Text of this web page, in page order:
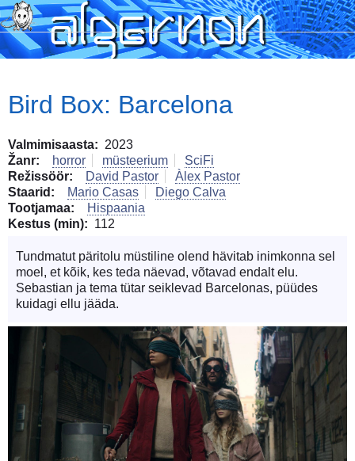
Skip
to
main
content
Bird Box: Barcelona
Valmimisaasta
2023
Žanr
horror müsteerium
SciFi
Režissöör
David Pastor
Àlex Pastor
Staarid
Mario Casas
Diego Calva
Tootjamaa
Hispaania
Kestus (min)
112
Tundmatut päritolu müstiline olend hävitab inimkonna sel
moel, et kõik, kes teda näevad, võtavad endalt elu.
Sebastian ja tema tütar seiklevad Barcelonas, püüdes
kuidagi ellu jääda.